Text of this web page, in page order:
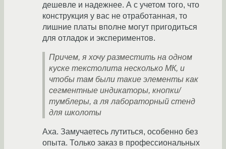
дешевле и надежнее. А с учетом того, что
конструкция у вас не отработанная, то
лишние платы вполне могут пригодиться
для отладок и экспериментов.
Причем, я хочу разместить на одном
куске текстолита несколько МК, и
чтобы там были такие элементы как
сегментные индикаторы, кнопки/
тумблеры, а ля лабораторный стенд
для школоты
Аха. Замучаетесь лутиться, особенно без
опыта. Только заказ в профессиональных